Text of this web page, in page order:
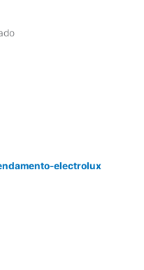
electrolux